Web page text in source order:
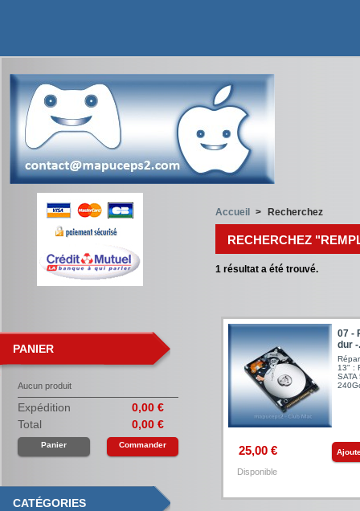
PANIER
Aucun produit
Expédition
0,00 €
Total
0,00 €
Panier Commander
CATÉGORIES
Accueil > Recherchez
RECHERCHEZ
1 résultat a été trouvé.
07 -
dur -
13" :
25,00 €
Disponible